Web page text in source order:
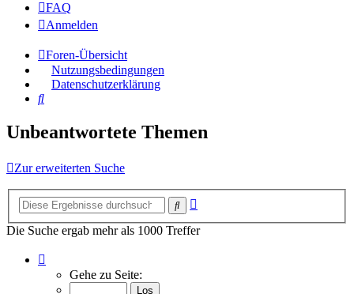
FAQ
Anmelden
Foren-Übersicht
Nutzungsbedingungen
Datenschutzerklärung
Suche
Unbeantwortete Themen
Zur erweiterten Suche
Suche
Die Suche ergab mehr als 1000 Treffer
von
Gehe zu Seite: